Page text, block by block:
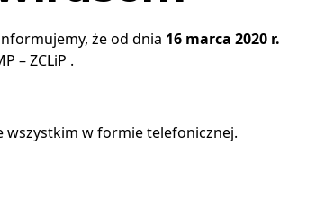
że od dnia 16 marca 2020 r.
– ZCLiP .
wszystkim w formie telefonicznej.